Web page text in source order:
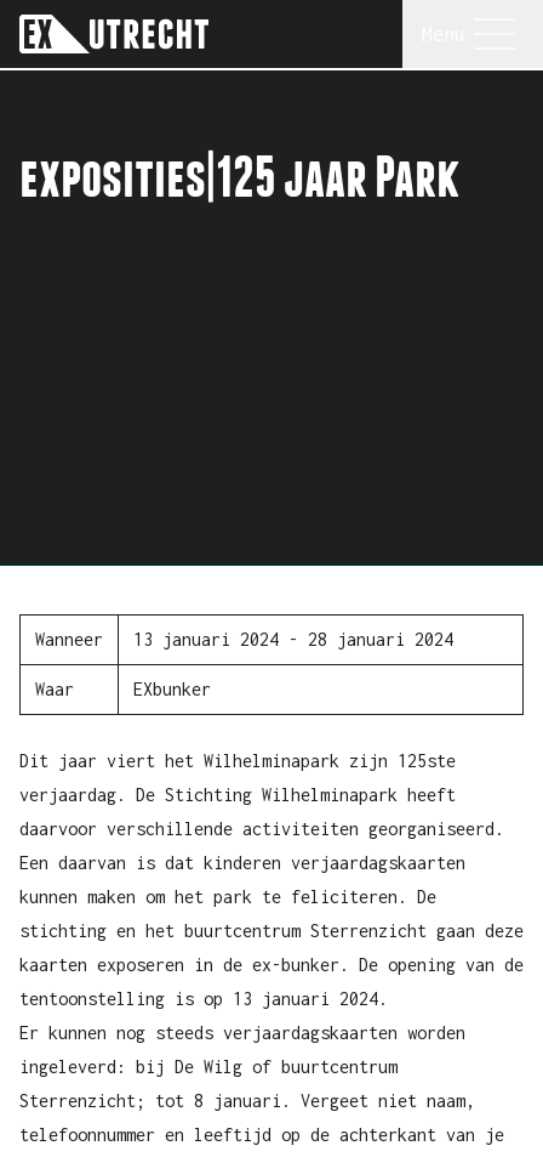
EXutrecht
inhoud
ga naar hoofdpagina
exposities 125 jaar Park
wanneer 13 januari 2024 - 28 januari 2024
waar EXbunker
Dit jaar viert het Wilhelminapark zijn 125ste
verjaardag. De Stichting Wilhelminapark heeft
daarvoor verschillende activiteiten georganiseerd.
Een daarvan is dat kinderen verjaardagskaarten
kunnen maken om het park te feliciteren. De
stichting en het buurtcentrum Sterrenzicht gaan deze
kaarten exposeren in de ex-bunker. De opening van de
tentoonstelling is op 13 januari 2024.
Er kunnen nog steeds verjaardagskaarten worden
ingeleverd: bij De Wilg of buurtcentrum
Sterrenzicht; tot 8 januari. Vergeet niet naam,
telefoonnummer en leeftijd op de achterkant van je